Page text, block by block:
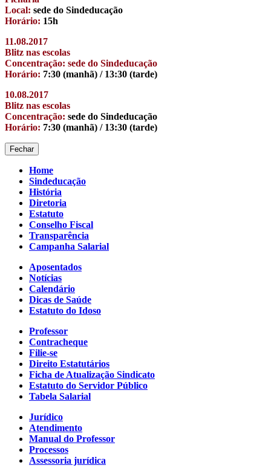
Local: sede do Sindeducação
Horário: 15h
11.08.2017
Blitz nas escolas
Concentração: sede do Sindeducação
Horário: 7:30 (manhã) / 13:30 (tarde)
10.08.2017
Blitz nas escolas
Concentração: sede do Sindeducação
Horário: 7:30 (manhã) / 13:30 (tarde)
Fechar
Home
Sindeducação
História
Diretoria
Estatuto
Conselho Fiscal
Transparência
Campanha Salarial
Aposentados
Notícias
Calendário
Dicas de Saúde
Estatuto do Idoso
Professor
Contracheque
Filie-se
Direito Estatutários
Ficha de Atualização Sindicato
Estatuto do Servidor Público
Tabela Salarial
Jurídico
Atendimento
Manual do Professor
Processos
Assessoria jurídica